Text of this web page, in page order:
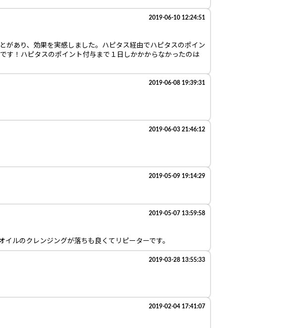
2019-06-10 12:24:51
があり、効果を実感しました。ハピタス経由でハピタスのポイン
す！ハピタスのポイント付与まで１日しかかからなかったのは
2019-06-08 19:39:31
2019-06-03 21:46:12
2019-05-09 19:14:29
2019-05-07 13:59:58
ルのクレンジングが落ちも良くてリピーターです。
2019-03-28 13:55:33
2019-02-04 17:41:07